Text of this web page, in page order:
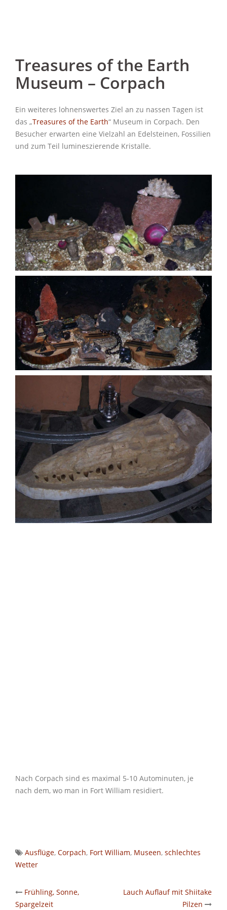
Treasures of the Earth
Museum – Corpach
Ein weiteres lohnenswertes Ziel an zu nassen Tagen ist
das „Treasures of the Earth“ Museum in Corpach. Den
Besucher erwarten eine Vielzahl an Edelsteinen, Fossilien
und zum Teil lumineszierende Kristalle.
Nach Corpach sind es maximal 5-10 Autominuten, je
nach dem, wo man in Fort William residiert.
Ausflüge, Corpach, Fort William, Museen, schlechtes
Wetter
Post
Frühling, Sonne,
Spargelzeit
Lauch Auflauf mit Shiitake
Pilzen